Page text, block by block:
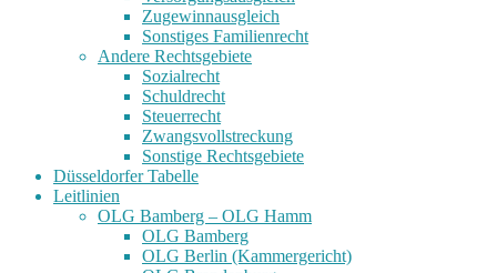
Zugewinnausgleich
Sonstiges Familienrecht
Andere Rechtsgebiete
Sozialrecht
Schuldrecht
Steuerrecht
Zwangsvollstreckung
Sonstige Rechtsgebiete
Düsseldorfer Tabelle
Leitlinien
OLG Bamberg – OLG Hamm
OLG Bamberg
OLG Berlin (Kammergericht)